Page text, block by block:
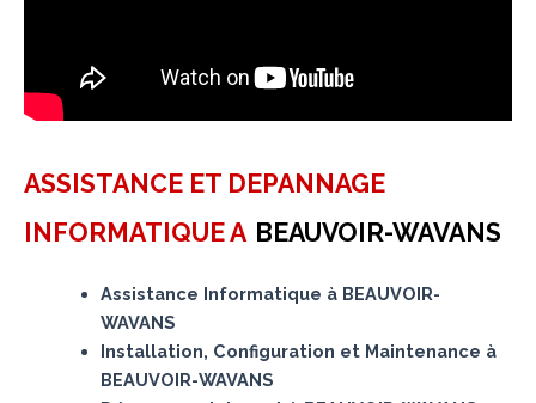
ASSISTANCE ET DEPANNAGE
INFORMATIQUE A BEAUVOIR-WAVANS
Assistance Informatique à BEAUVOIR-
WAVANS
Installation, Configuration et Maintenance à
BEAUVOIR-WAVANS